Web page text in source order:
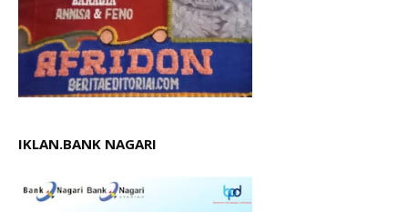
IKLAN.BANK NAGARI